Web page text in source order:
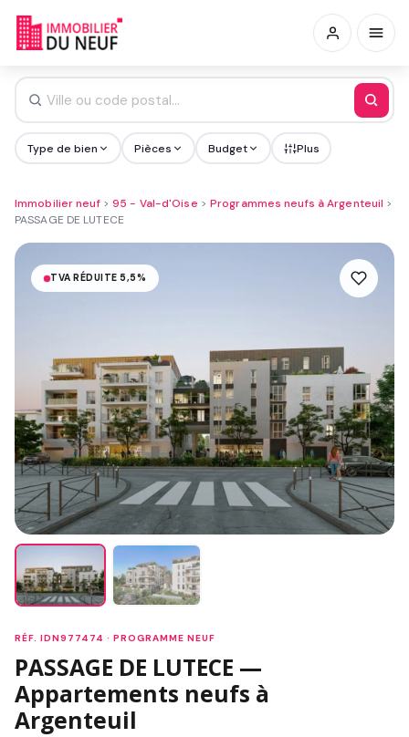
Type de bien Pièces Budget Plus
Immobilier neuf> 95 - Val-d'Oise > Programmes neufs à Argenteuil >
PASSAGE DE LUTECE
TVA RÉDUITE 5,5%
RÉF. IDN977474 · PROGRAMME NEUF
PASSAGE DE LUTECE —
Appartements neufs à
Argenteuil